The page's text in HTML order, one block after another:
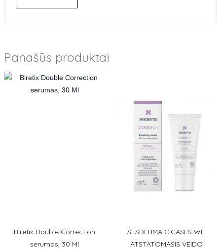
Panašūs produktai
Biretix Double Correction
serumas, 30 Ml
SESDERMA CICASES WH
ATSTATOMASIS VEIDO